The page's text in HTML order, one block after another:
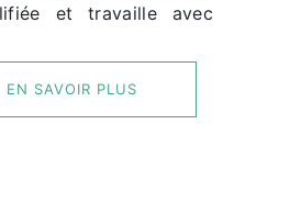
et travaille avec
EN SAVOIR PLUS